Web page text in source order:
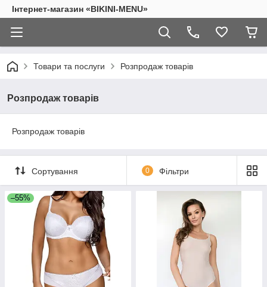
Інтернет-магазин «BIKINI-MENU»
Товари та послуги Розпродаж товарів
Розпродаж товарів
Розпродаж товарів
Сортування 0 Фільтри
–55%